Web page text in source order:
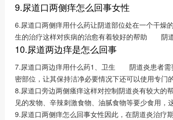
9.尿道口两侧痒怎么回事女性
6.尿道口两侧痒用什么药让阴道部位处在一个干
生的治疗这样对疾病的治愈有着较好的帮助 阴
10.尿道两边痒是怎么回事
7.尿道口两边痒用什么药1、卫生 阴道炎患者需
密部位，让其保持洁净必要情况下还可以使用专门
8.尿道口旁边两侧瘙痒这样对控制阴道炎有较大
见的发物、辛辣刺激食物、油腻食物等要少食用，
9.尿道口两侧痒怎么回事女性因此，在阴道炎治疗